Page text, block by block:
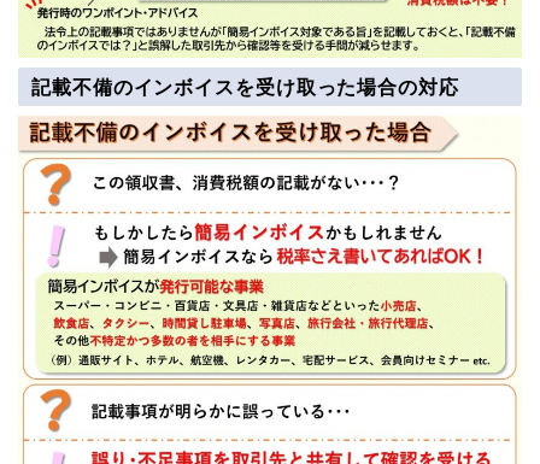
記載不備のインボイスを受け取った場合の対応